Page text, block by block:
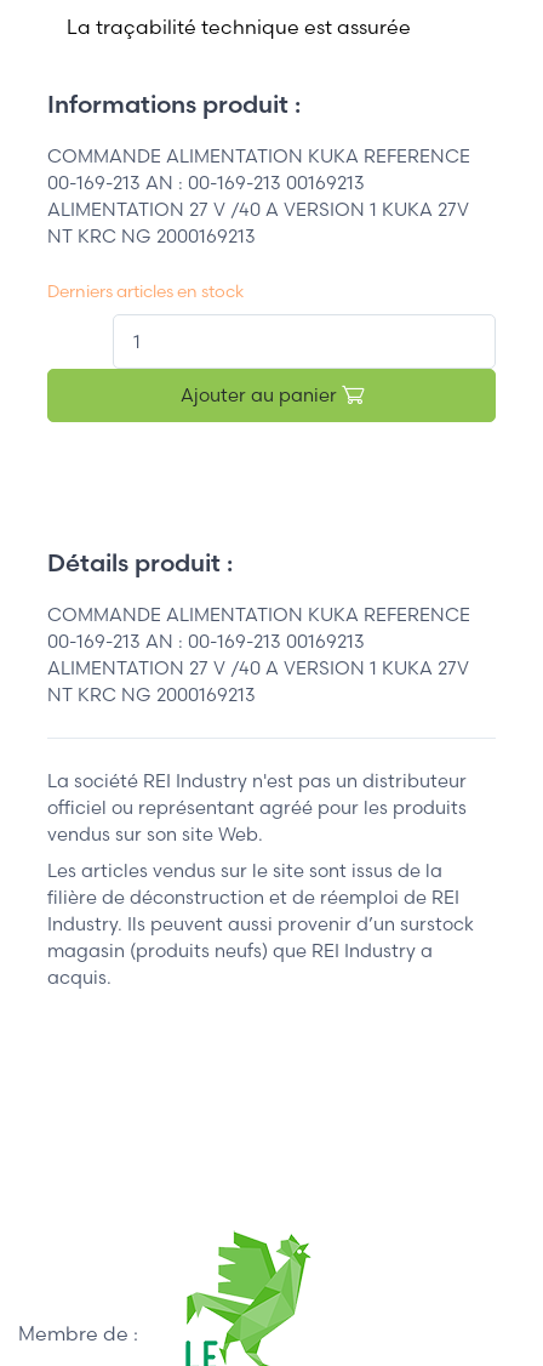
La traçabilité technique est assurée
Informations produit :
COMMANDE ALIMENTATION KUKA REFERENCE
00-169-213 AN : 00-169-213 00169213
ALIMENTATION 27 V /40 A VERSION 1 KUKA 27V
NT KRC NG 2000169213
Derniers articles en stock
Ajouter au panier
Détails produit :
COMMANDE ALIMENTATION KUKA REFERENCE
00-169-213 AN : 00-169-213 00169213
ALIMENTATION 27 V /40 A VERSION 1 KUKA 27V
NT KRC NG 2000169213
La société REI Industry n'est pas un distributeur
officiel ou représentant agréé pour les produits
vendus sur son site Web.
Les articles vendus sur le site sont issus de la
filière de déconstruction et de réemploi de REI
Industry. Ils peuvent aussi provenir d’un surstock
magasin (produits neufs) que REI Industry a
acquis.
Membre de :